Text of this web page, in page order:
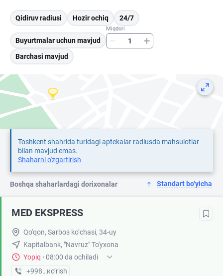
Qidiruv radiusi Hozir ochiq 24/7
Buyurtmalar uchun mavjud
Miqdori
Barchasi mavjud
Toshkent shahrida turidagi aptekalar radiusda mahsulotlar
bilan mavjud emas.
Shaharni o'zgartirish
Boshqa shaharlardagi dorixonalar Standart bo‘yicha
MED EKSPRESS
Qo'qon, Sarbоз ko‘chasi, 34-uy
Kapitalbank, "Navruz" To'yxona
Yopiq · 08:00 da ochiladi
+998 (91) XXX-XX-XX
кo’rish